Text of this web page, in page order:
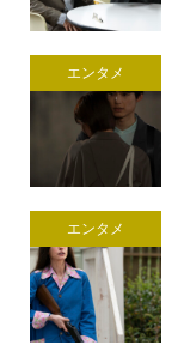
エンタメ
エンタメ